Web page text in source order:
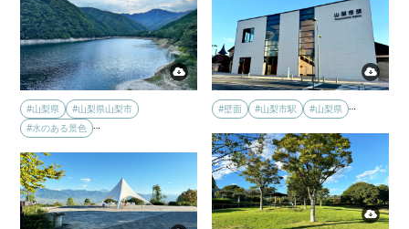
#山梨県
#山梨県山梨市
#水のある景色
#壁面 #山梨市駅 #山梨県